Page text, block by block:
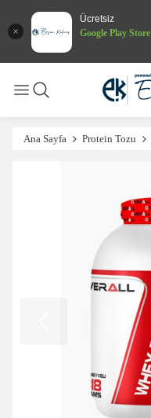
Ücretsiz
Google Play Store
Ana Sayfa Protein Tozu